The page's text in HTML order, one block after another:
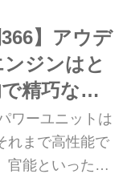
集「パワーユニ
で911GT3を徹
おしてポルシェ
について考察し
の模様をを振
下の試乗記は、
10月号より）
】アウデ
ジンはと
精巧なも
ワーユニットは
れまで高性能で
官能といった要